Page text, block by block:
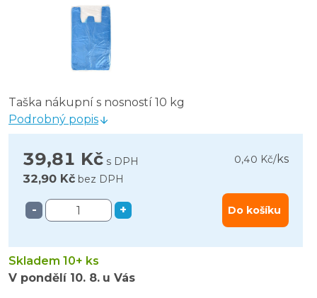
Taška nákupní s nosností 10 kg
Podrobný popis
39,81 Kč s DPH 0,40 Kč/ks
32,90 Kč bez DPH
- + Do košíku
Skladem 10+ ks
V pondělí 10. 8. u Vás